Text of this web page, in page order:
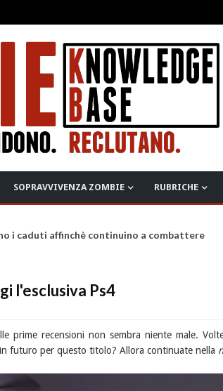
SOPRAVVIVENZA ZOMBIE RUBRICHE
i caduti affinchè continuino a combattere
l'esclusiva Ps4
prime recensioni non sembra niente male.
futuro per questo titolo? Allora continuate nella